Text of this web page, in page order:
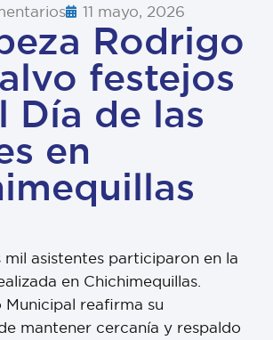
11 mayo, 2026
Rodrigo
festejos
Día de las
en
mil asistentes participaron en la
en Chichimequillas.
Municipal reafirma su
mantener cercanía y respaldo